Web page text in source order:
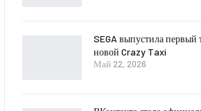
SEGA выпустила первый
новой Crazy Taxi
Май 22, 2026